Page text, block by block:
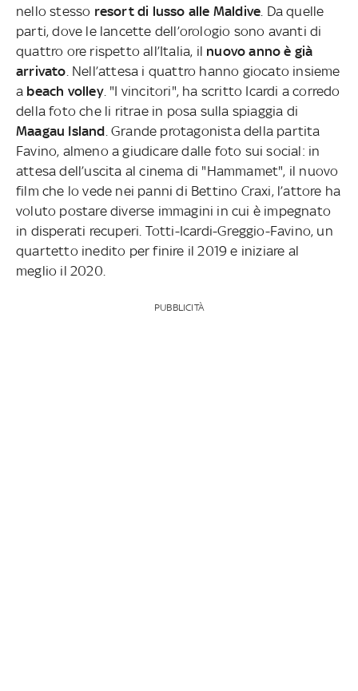
nello stesso resort di lusso alle Maldive . Da quelle
parti, dove le lancette dell’orologio sono avanti di
quattro ore rispetto all’Italia, il nuovo anno è già
arrivato . Nell’attesa i quattro hanno giocato insieme
a beach volley. "I vincitori", ha scritto Icardi a corredo
della foto che li ritrae in posa sulla spiaggia di
Maagau Island . Grande protagonista della partita
Favino, almeno a giudicare dalle foto sui social: in
attesa dell’uscita al cinema di "Hammamet", il nuovo
film che lo vede nei panni di Bettino Craxi, l’attore ha
voluto postare diverse immagini in cui è impegnato
in disperati recuperi. Totti-Icardi-Greggio-Favino, un
quartetto inedito per finire il 2019 e iniziare al
meglio il 2020.
PUBBLICITÀ